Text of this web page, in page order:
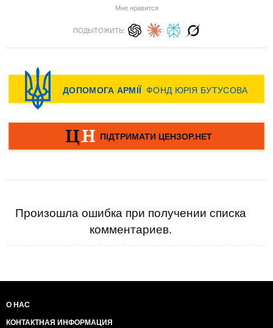
Мне нравится
ПОДЫТОЖИТЬ:
Произошла ошибка при получении списка
комментариев.
О НАС
КОНТАКТНАЯ ИНФОРМАЦИЯ